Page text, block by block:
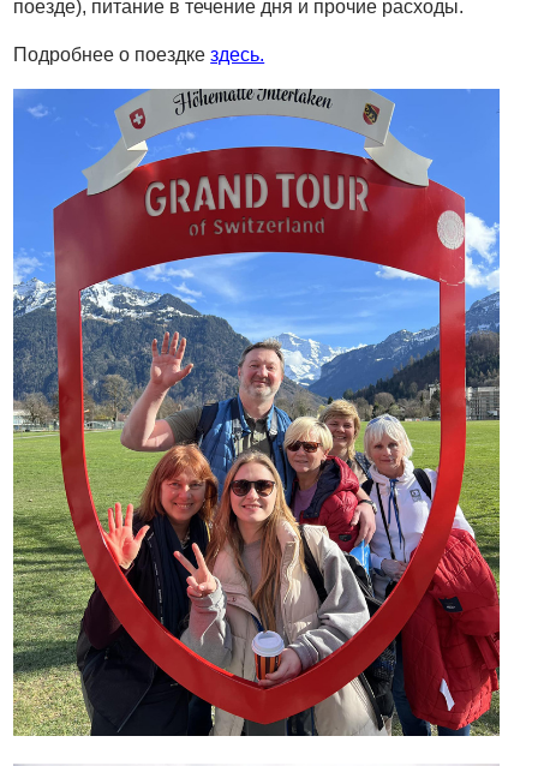
поезде), питание в течение дня и прочие расходы.
Подробнее о поездкездесь.